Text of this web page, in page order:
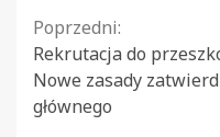
Continue
Reading
Poprzedni:
Rekrutacja do
Nowe zasady
głównego